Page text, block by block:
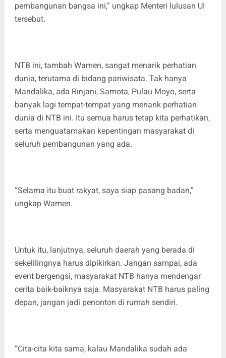
pembangunan bangsa ini,” ungkap Menteri lulusan UI
tersebut.
NTB ini, tambah Wamen, sangat menarik perhatian
dunia, terutama di bidang pariwisata. Tak hanya
Mandalika, ada Rinjani, Samota, Pulau Moyo, serta
banyak lagi tempat-tempat yang menarik perhatian
dunia di NTB ini. Itu semua harus tetap kita perhatikan,
serta menguatamakan kepentingan masyarakat di
seluruh pembangunan yang ada.
“Selama itu buat rakyat, saya siap pasang badan,”
ungkap Wamen.
Untuk itu, lanjutnya, seluruh daerah yang berada di
sekelilingnya harus dipikirkan. Jangan sampai, ada
event bergengsi, masyarakat NTB hanya mendengar
cerita baik-baiknya saja. Masyarakat NTB harus paling
depan, jangan jadi penonton di rumah sendiri.
“Cita-cita kita sama, kalau Mandalika sudah ada